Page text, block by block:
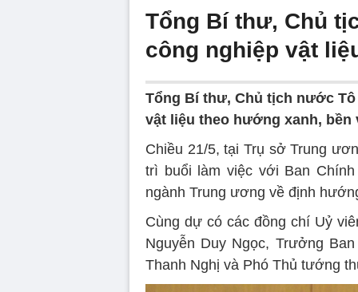
Tổng Bí thư, Chủ
công nghiệp vật
Tổng Bí thư, Chủ tịch nước
vật liệu theo hướng xanh,
Chiều 21/5, tại Trụ sở Trung
trì buổi làm việc với Ban
ngành Trung ương về định
Cùng dự có các đồng chí Uỷ
Nguyễn Duy Ngọc, Trưởng
Thanh Nghị và Phó Thủ tướng